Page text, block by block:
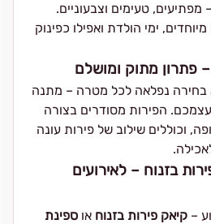
מפתיעים, טעימים וצבעוניים.
ימי הולדת ואפילו כפינוק
פתרון מתוק ומושלם
בחירה נפלאה לכל מטרה – מתנה
הפירות מסודרים בצורה
וכוללים שילוב של פירות עונה
בזנוח – לאירועים
קיאק פירות בזנוח או ספינת